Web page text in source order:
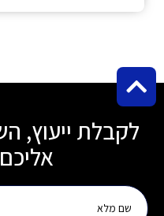
לקבלת ייעוץ,